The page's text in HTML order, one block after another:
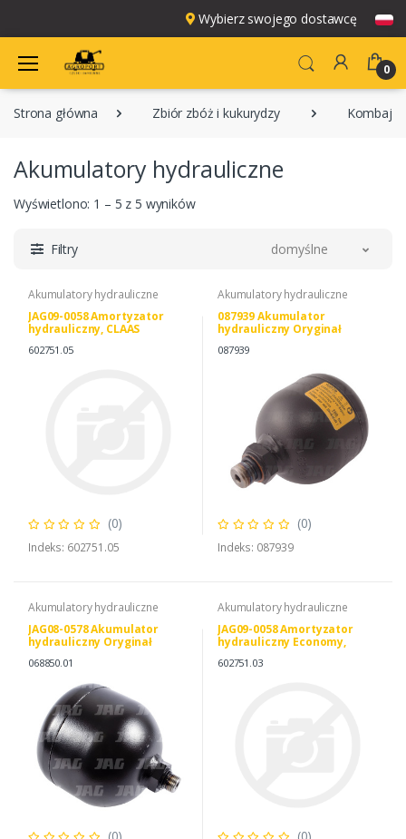
Wybierz swojego dostawcę
0
Strona główna Zbiór zbóż i kukurydzy
Akumulatory hydrauliczne
Wyświetlono: 1 – 5 z 5 wyników
Filtry domyślne
Akumulatory hydrauliczne
JAG09-0058 Amortyzator
hydrauliczny, CLAAS
602751.05
(0)
Indeks: 602751.05
Akumulatory hydrauliczne
087939 Akumulator
hydrauliczny Oryginał
087939
(0)
Indeks: 087939
Akumulatory hydrauliczne
JAG08-0578 Akumulator
hydrauliczny Oryginał
068850.01
Akumulatory hydrauliczne
JAG09-0058 Amortyzator
hydrauliczny Economy,
0002119260
602751.03